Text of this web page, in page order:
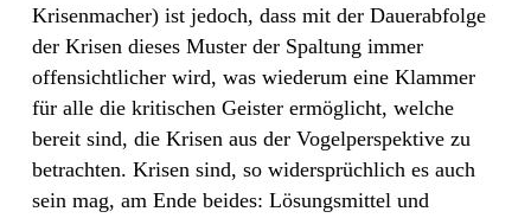
Krisenmacher) ist jedoch, dass mit der Dauerabfolge
der Krisen dieses Muster der Spaltung immer
offensichtlicher wird, was wiederum eine Klammer
für alle die kritischen Geister ermöglicht, welche
bereit sind, die Krisen aus der Vogelperspektive zu
betrachten. Krisen sind, so widersprüchlich es auch
sein mag, am Ende beides: Lösungsmittel und